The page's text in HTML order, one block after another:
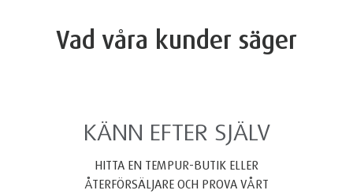
Vad våra kunder säger
KÄNN EFTER SJÄLV
HITTA EN TEMPUR-BUTIK ELLER
ÅTERFÖRSÄLJARE OCH PROVA VÅRT